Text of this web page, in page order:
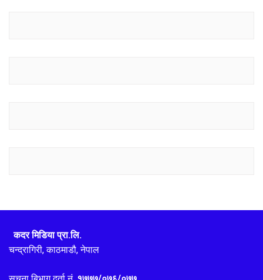
कदर मिडिया प्रा.लि.
चन्द्रागिरी, काठमाडौ, नेपाल